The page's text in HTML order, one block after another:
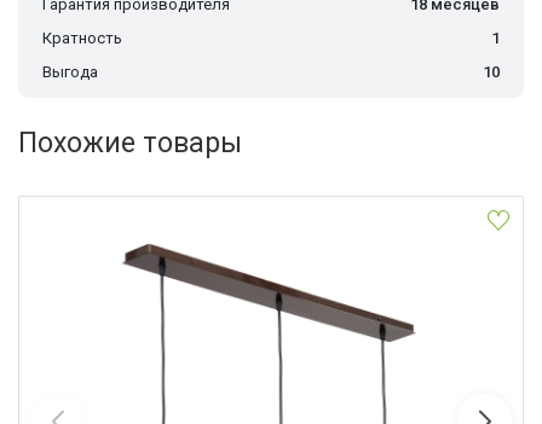
Гарантия производителя
18 месяцев
Кратность
1
Выгода
10
Похожие товары